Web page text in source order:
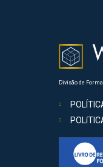
Divisão de